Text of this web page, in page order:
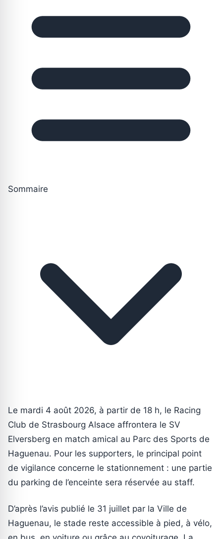
Sommaire
Le mardi 4 août 2026, à partir de 18 h, le Racing
Club de Strasbourg Alsace affrontera le SV
Elversberg en match amical au Parc des Sports de
Haguenau. Pour les supporters, le principal point
de vigilance concerne le stationnement : une partie
du parking de l’enceinte sera réservée au staff.
D’après l’avis publié le 31 juillet par la Ville de
Haguenau, le stade reste accessible à pied, à vélo,